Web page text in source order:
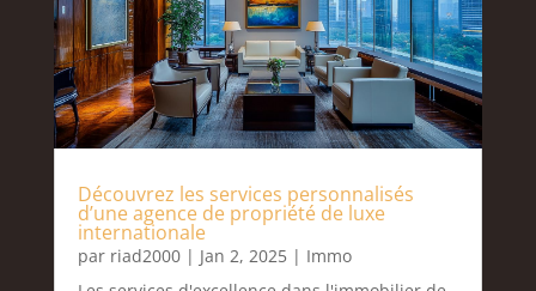
Découvrez les services personnalisés
d’une agence de propriété de luxe
internationale
par riad2000| Jan 2, 2025| Immo